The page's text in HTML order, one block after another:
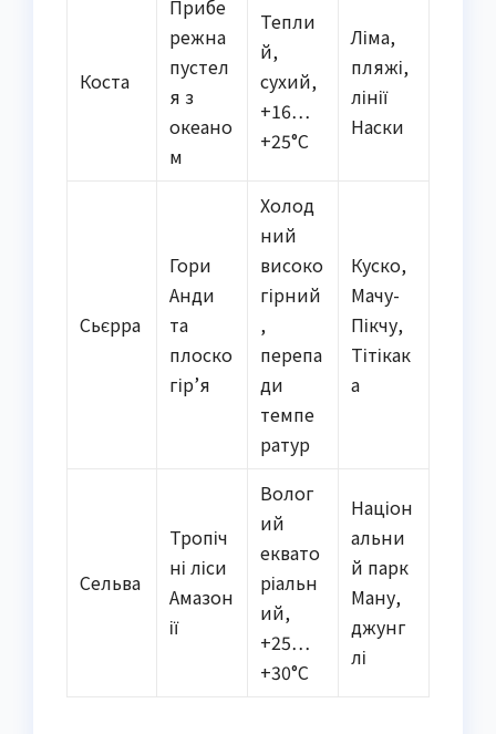
Коста
Прибе
режна
пустел
я з
океано
м
Тепли
й,
сухий,
+16…
+25°C
Ліма,
пляжі,
лінії
Наски
Сьєрра
Гори
Анди
та
плоско
гір’я
Холод
ний
високо
гірний
,
перепа
ди
темпе
ратур
Куско,
Мачу-
Пікчу,
Тітікак
а
Сельва
Тропіч
ні ліси
Амазон
ії
Волог
ий
еквато
ріальн
ий,
+25…
+30°C
Націон
альни
й парк
Ману,
джунг
лі